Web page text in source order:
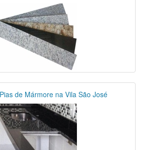
de Mármore na Vila São José